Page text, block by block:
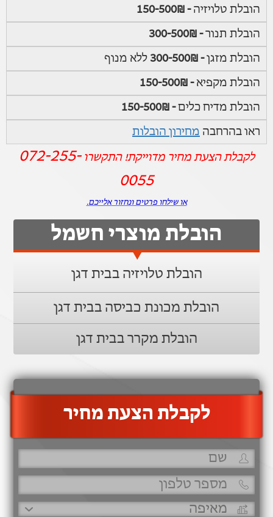
הובלת טלויזיה - 150-500₪
הובלת תנור- 300-500₪
הובלת מזגן- 300-500₪
ללא מנוף
הובלת מקפיא- 150-500₪
הובלת מדיח כלים- 150-500₪
ראו בהרחבה מחירון הובלות
לקבלת הצעת מחיר מדוייקת! התקשרו072-255-
0055
או שילחו פרטים ונחזור אלייכם.
הובלת מוצרי חשמל
הובלת טלויזיה בבית דגן
הובלת מכונת כביסה בבית דגן
הובלת מקרר בבית דגן
‫לקבלת הצעת מחיר